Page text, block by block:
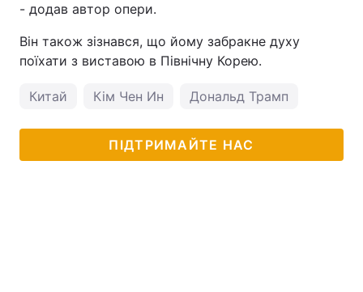
- додав автор опери.
Він також зізнався, що йому забракне духу
поїхати з виставою в Північну Корею.
Китай Кім Чен Ин Дональд Трамп
ПІДТРИМАЙТЕ НАС